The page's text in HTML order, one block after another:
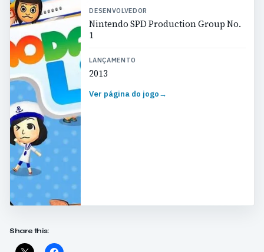
DESENVOLVEDOR
Nintendo SPD Production Group No.
1
LANÇAMENTO
2013
Ver página do jogo→
Share this: